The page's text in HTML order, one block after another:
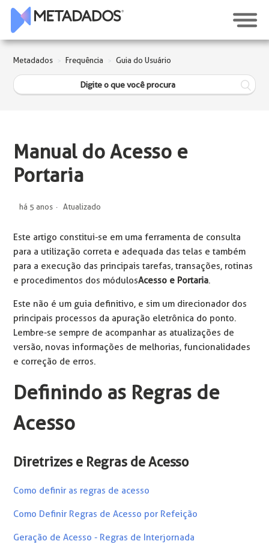
Metadados Frequência Guia do Usuário
Manual do Acesso e
Portaria
há 5 anos Atualizado
Este artigo constitui-se em uma ferramenta de consulta
para a utilização correta e adequada das telas e também
para a execução das principais tarefas, transações, rotinas
e procedimentos dos módulosAcesso e Portaria.
Este não é um guia definitivo, e sim um direcionador dos
principais processos da apuração eletrônica do ponto.
Lembre-se sempre de acompanhar as atualizações de
versão, novas informações de melhorias, funcionalidades
e correção de erros.
Definindo as Regras de
Acesso
Diretrizes e Regras de Acesso
Como definir as regras de acesso
Como Definir Regras de Acesso por Refeição
Geração de Acesso - Regras de Interjornada